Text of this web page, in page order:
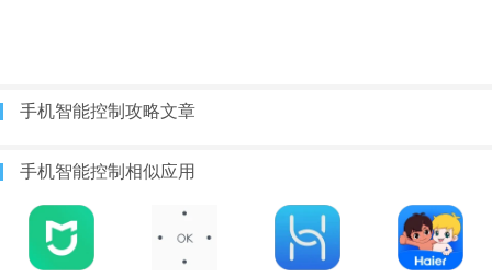
手机智能控制攻略文章
手机智能控制相似应用